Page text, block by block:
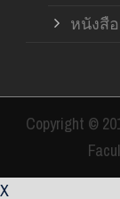
หนังสื
Copyright ©
X